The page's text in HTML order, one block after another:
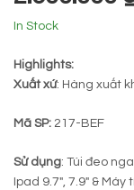
In Stock
Highlights:
Xuất xứ: Hàng xuất
Mã SP: 217-BEF
Sử dụng: Túi đeo
Ipad 9.7″, 7.9″ &